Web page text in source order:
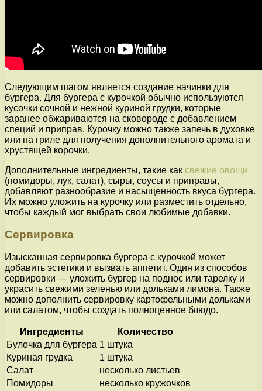
Следующим шагом является создание начинки для
бургера. Для бургера с курочкой обычно используются
кусочки сочной и нежной куриной грудки, которые
заранее обжариваются на сковороде с добавлением
специй и приправ. Курочку можно также запечь в духовке
или на гриле для получения дополнительного аромата и
хрустящей корочки.
Дополнительные ингредиенты, такие как свежие овощи
(помидоры, лук, салат), сыры, соусы и приправы,
добавляют разнообразие и насыщенность вкуса бургера.
Их можно уложить на курочку или разместить отдельно,
чтобы каждый мог выбрать свои любимые добавки.
Сервировка
Изысканная сервировка бургера с курочкой может
добавить эстетики и вызвать аппетит. Один из способов
сервировки — уложить бургер на поднос или тарелку и
украсить свежими зеленью или дольками лимона. Также
можно дополнить сервировку картофельными дольками
или салатом, чтобы создать полноценное блюдо.
Ингредиенты
Количество
Булочка для бургера 1 штука
Куриная грудка
1 штука
Салат
несколько листьев
Помидоры
несколько кружочков